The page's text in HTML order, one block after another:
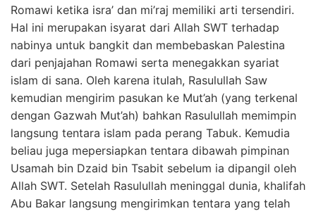
Romawi ketika isra’ dan mi’raj memiliki arti tersendiri.
Hal ini merupakan isyarat dari Allah SWT terhadap
nabinya untuk bangkit dan membebaskan Palestina
dari penjajahan Romawi serta menegakkan syariat
islam di sana. Oleh karena itulah, Rasulullah Saw
kemudian mengirim pasukan ke Mut’ah (yang terkenal
dengan Gazwah Mut’ah) bahkan Rasulullah memimpin
langsung tentara islam pada perang Tabuk. Kemudia
beliau juga mepersiapkan tentara dibawah pimpinan
Usamah bin Dzaid bin Tsabit sebelum ia dipangil oleh
Allah SWT. Setelah Rasulullah meninggal dunia, khalifah
Abu Bakar langsung mengirimkan tentara yang telah